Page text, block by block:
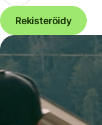
Rekisteröidy